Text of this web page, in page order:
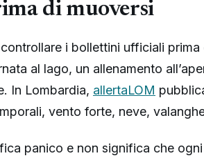
di muoversi
i bollettini ufficiali prima
al lago, un allenamento
In Lombardia, allertaLOM
vento forte, neve,
panico e non significa che